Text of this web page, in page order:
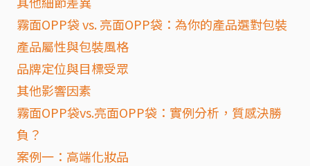
霧面OPP袋 vs. 亮面OPP袋：為你的產品選對包裝
產品屬性與包裝風格
品牌定位與目標受眾
其他影響因素
霧面OPP袋vs.亮面OPP袋：實例分析，質感決勝
負？
案例一：高端化妝品